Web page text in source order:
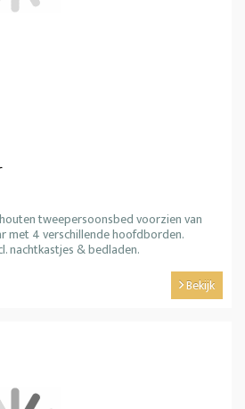
tweepersoonsbed voorzien van
met 4 verschillende hoofdborden.
nachtkastjes & bedladen.
Bekijk